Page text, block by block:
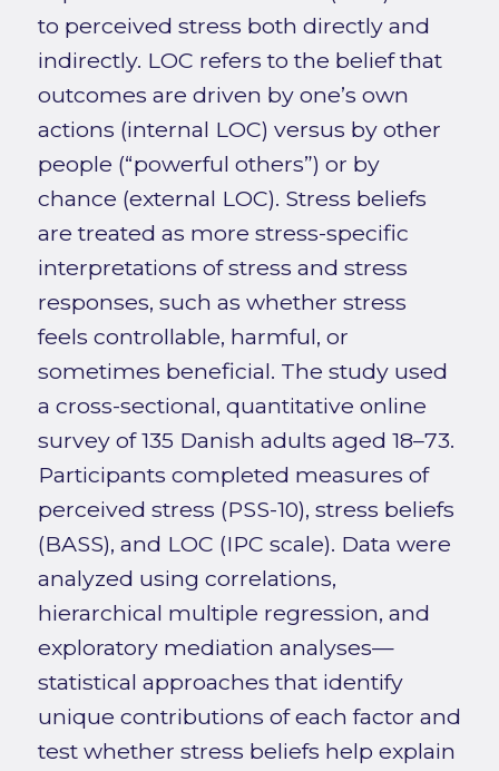
to perceived stress both directly and
indirectly. LOC refers to the belief that
outcomes are driven by one’s own
actions (internal LOC) versus by other
people (“powerful others”) or by
chance (external LOC). Stress beliefs
are treated as more stress-specific
interpretations of stress and stress
responses, such as whether stress
feels controllable, harmful, or
sometimes beneficial. The study used
a cross-sectional, quantitative online
survey of 135 Danish adults aged 18–73.
Participants completed measures of
perceived stress (PSS-10), stress beliefs
(BASS), and LOC (IPC scale). Data were
analyzed using correlations,
hierarchical multiple regression, and
exploratory mediation analyses—
statistical approaches that identify
unique contributions of each factor and
test whether stress beliefs help explain